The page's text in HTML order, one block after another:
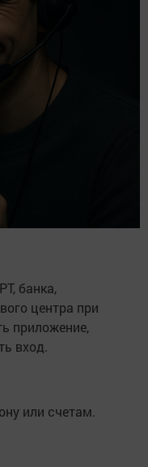
банка,
центра при
приложение,
вход.
или счетам.